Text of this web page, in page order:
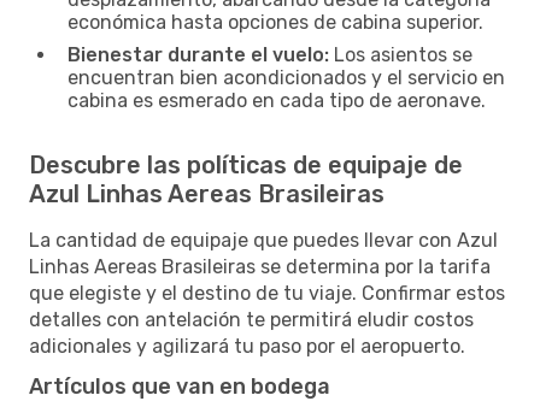
económica hasta opciones de cabina superior.
Bienestar durante el vuelo: Los asientos se
encuentran bien acondicionados y el servicio en
cabina es esmerado en cada tipo de aeronave.
Descubre las políticas de equipaje de
Azul Linhas Aereas Brasileiras
La cantidad de equipaje que puedes llevar con Azul
Linhas Aereas Brasileiras se determina por la tarifa
que elegiste y el destino de tu viaje. Confirmar estos
detalles con antelación te permitirá eludir costos
adicionales y agilizará tu paso por el aeropuerto.
Artículos que van en bodega